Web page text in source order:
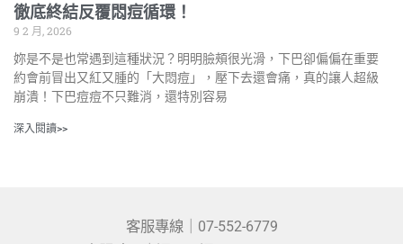
徹底終結反覆悶痘循環！
9 2 月, 2026
妳是不是也常遇到這種狀況？明明臉頰很光滑，下巴卻偏偏在重要
約會前冒出又紅又腫的「大悶痘」，壓下去還會痛，真的讓人超級
崩潰！下巴痘痘不只難消，還特別容易
深入閱讀>>
客服專線｜07-552-6779